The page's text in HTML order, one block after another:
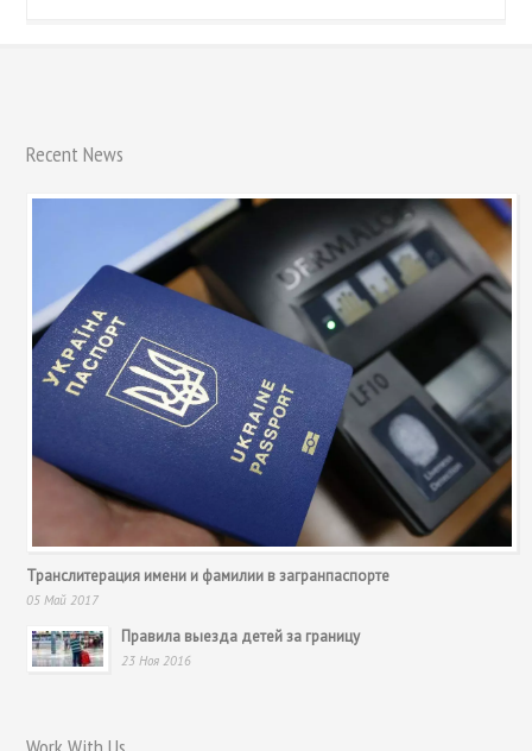
Recent News
Транслитерация имени и фамилии в загранпаспорте
05 Май 2017
Правила выезда детей за границу
23 Ноя 2016